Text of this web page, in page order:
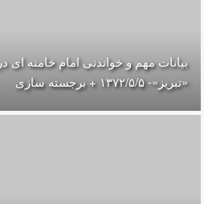
بیانات مهم و خواندنی امام خامنه ای
«تبریز»- ۱۳۷۲/۵/۵ + برجسته سازی